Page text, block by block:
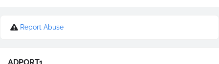
Report Abuse